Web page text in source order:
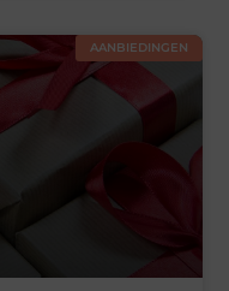
AANBIEDINGEN